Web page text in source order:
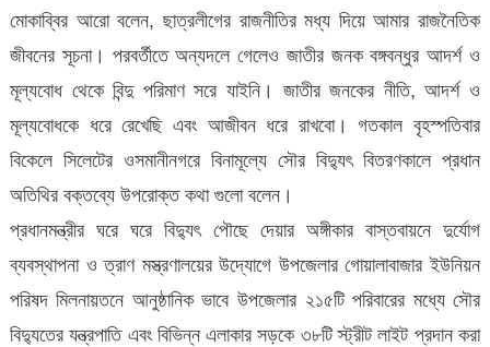
মোকাব্বির আরো বলেন, ছাত্রলীগের রাজনীতির মধ্য দিয়ে আমার রাজনৈতিক
জীবনের সূচনা। পরবর্তীতে অন্যদলে গেলেও জাতীর জনক বঙ্গবন্ধুর আদর্শ ও
মূল্যবোধ থেকে বিন্দু পরিমাণ সরে যাইনি। জাতীর জনকের নীতি, আদর্শ ও
মূল্যবোধকে ধরে রেখেছি এবং আজীবন ধরে রাখবো। গতকাল বৃহস্পতিবার
বিকেলে সিলেটের ওসমানীনগরে বিনামূল্যে সৌর বিদ্যুৎ বিতরণকালে প্রধান
অতিথির বক্তব্যে উপরোক্ত কথা গুলো বলেন।
প্রধানমন্ত্রীর ঘরে ঘরে বিদ্যুৎ পৌছে দেয়ার অঙ্গীকার বাস্তবায়নে দুর্যোগ
ব্যবস্থাপনা ও ত্রাণ মস্ত্রণালয়ের উদ্যোগে উপজেলার গোয়ালাবাজার ইউনিয়ন
পরিষদ মিলনায়তনে আনুষ্ঠানিক ভাবে উপজেলার ২১৫টি পরিবারের মধ্যে সৌর
বিদ্যুতের যন্ত্রপাতি এবং বিভিন্ন এলাকার সড়কে ৩৮টি স্ট্রীট লাইট প্রদান করা